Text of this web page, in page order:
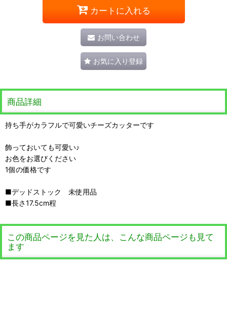
カートに入れる
お問い合わせ
お気に入り登録
商品詳細
持ち手がカラフルで可愛いチーズカッターです
飾っておいても可愛い♪
お色をお選びください
1個の価格です
■デッドストック 未使用品
■長さ17.5cm程
この商品ページを見た人は、こんな商品ページも見て
ます